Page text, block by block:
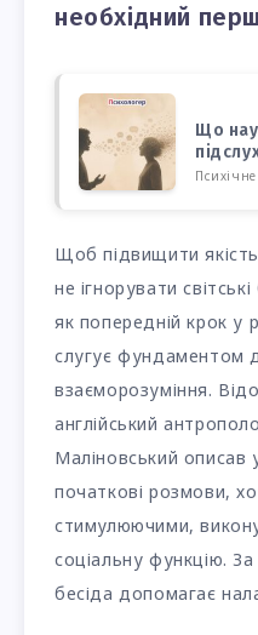
необхідний
Що
Щоб підвищити
не ігнорувати
як попередній крок у
слугує фундаментом
взаєморозуміння.
англійський
Маліновський описав
початкові розмови,
стимулюючими,
соціальну функцію.
бесіда допомагає